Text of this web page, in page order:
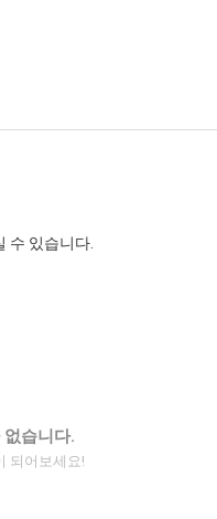
수 있습니다.
습니다.
되어보세요!